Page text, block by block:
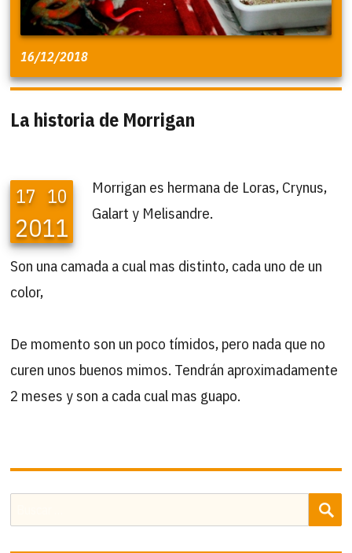
16/12/2018
La historia de Morrigan
17 10
2011
Morrigan es hermana de Loras, Crynus,
Galart y Melisandre.
Son una camada a cual mas distinto, cada uno de un
color,
De momento son un poco tímidos, pero nada que no
curen unos buenos mimos. Tendrán aproximadamente
2 meses y son a cada cual mas guapo.
por: